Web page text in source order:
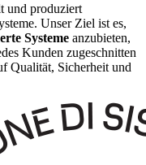
produziert
Unser Ziel ist es,
Systeme anzubieten,
Kunden zugeschnitten
Qualität, Sicherheit und